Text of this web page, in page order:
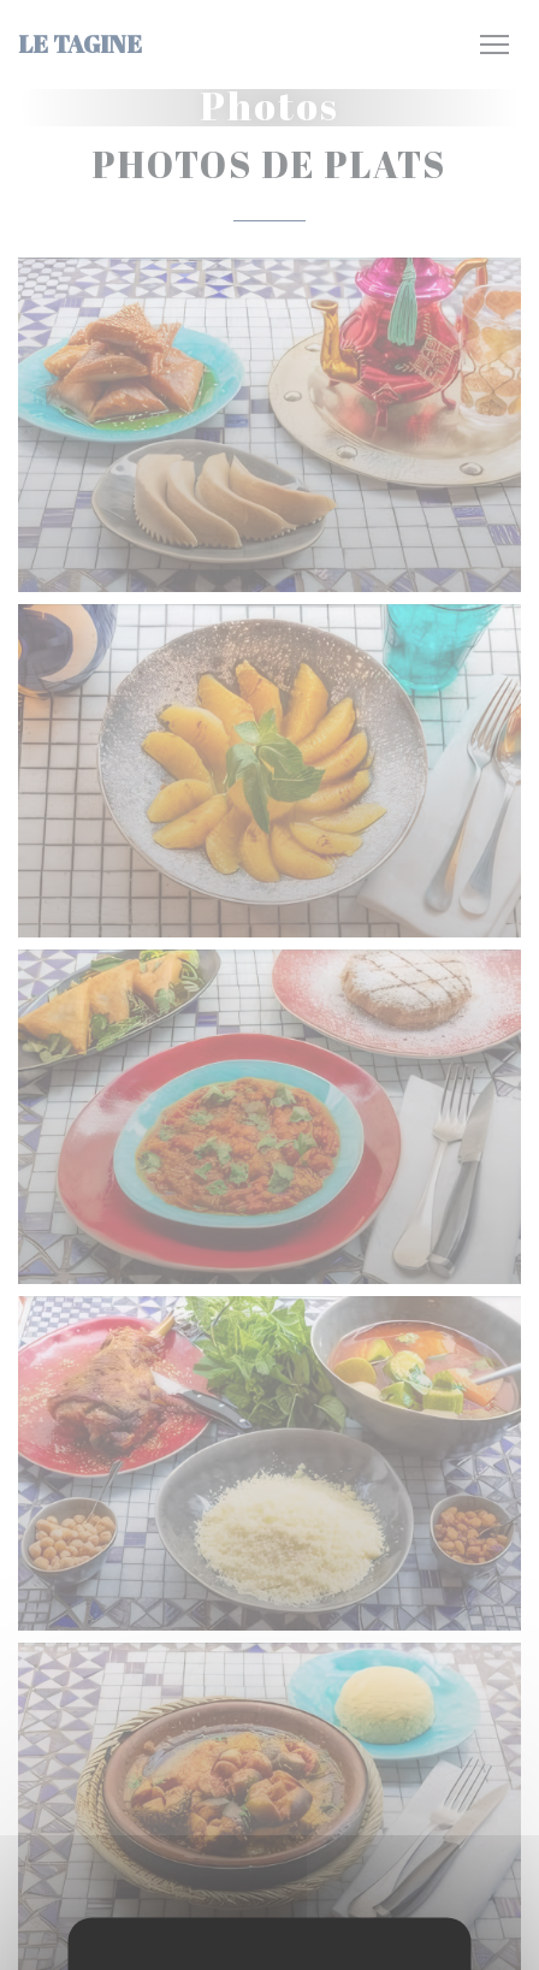
LE TAGINE
Photos
PHOTOS DE PLATS